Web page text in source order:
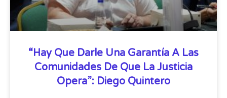
“Hay Que Darle Una Garantía A Las
Comunidades De Que La Justicia
Opera”: Diego Quintero